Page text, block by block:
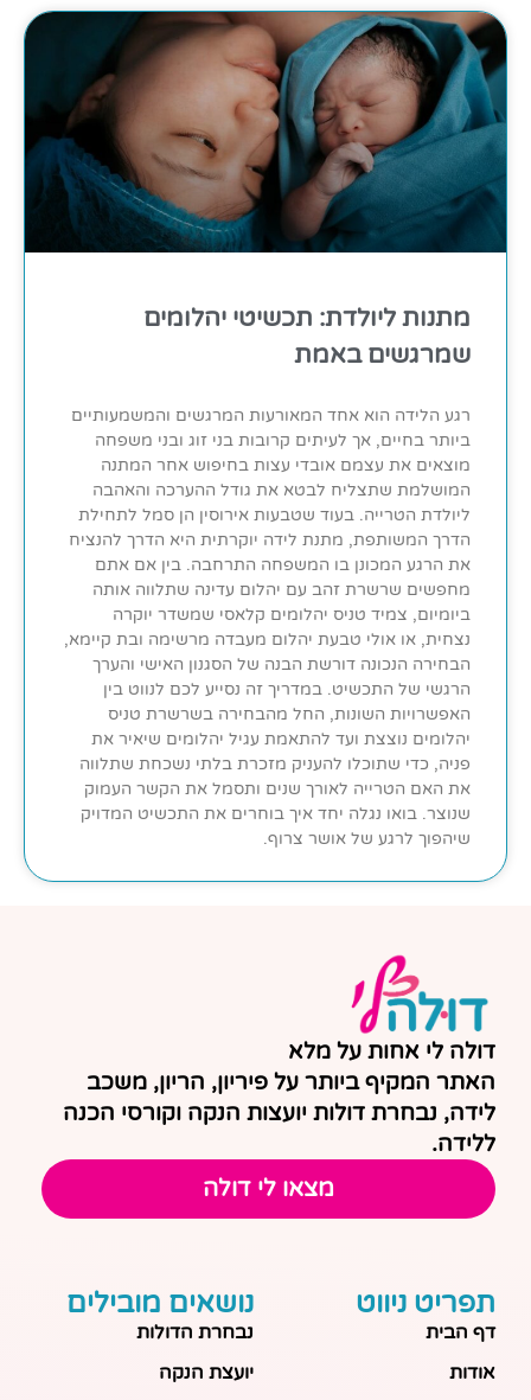
מתנות ליולדת: תכשיטי יהלומים
שמרגשים באמת
רגע הלידה הוא אחד המאורעות המרגשים והמשמעותיים
ביותר בחיים, אך לעיתים קרובות בני זוג ובני משפחה
מוצאים את עצמם אובדי עצות בחיפוש אחר המתנה
המושלמת שתצליח לבטא את גודל ההערכה והאהבה
ליולדת הטרייה. בעוד שטבעות אירוסין הן סמל לתחילת
הדרך המשותפת, מתנת לידה יוקרתית היא הדרך להנציח
את הרגע המכונן בו המשפחה התרחבה. בין אם אתם
מחפשים שרשרת זהב עם יהלום עדינה שתלווה אותה
ביומיום, צמיד טניס יהלומים קלאסי שמשדר יוקרה
נצחית, או אולי טבעת יהלום מעבדה מרשימה ובת קיימא,
הבחירה הנכונה דורשת הבנה של הסגנון האישי והערך
הרגשי של התכשיט. במדריך זה נסייע לכם לנווט בין
האפשרויות השונות, החל מהבחירה בשרשרת טניס
יהלומים נוצצת ועד להתאמת עגיל יהלומים שיאיר את
פניה, כדי שתוכלו להעניק מזכרת בלתי נשכחת שתלווה
את האם הטרייה לאורך שנים ותסמל את הקשר העמוק
שנוצר. בואו נגלה יחד איך בוחרים את התכשיט המדויק
שיהפוך לרגע של אושר צרוף.
דולה לי אחות על מלא
האתר המקיף ביותר על פיריון, הריון, משכב
לידה, נבחרת דולות יועצות הנקה וקורסי הכנה
ללידה.
מצאו לי דולה
תפריט ניווט
דף הבית
אודות
נושאים מובילים
נבחרת הדולות
יועצת הנקה